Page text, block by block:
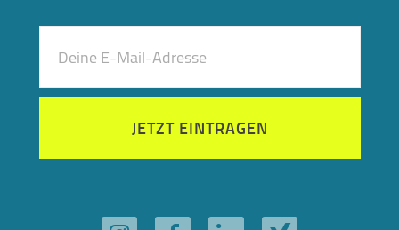
JETZT EINTRAGEN